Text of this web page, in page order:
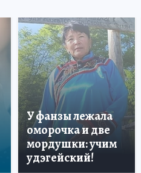
У фанзы лежала
оморочка и две
мордушки: учим
удэгейский!